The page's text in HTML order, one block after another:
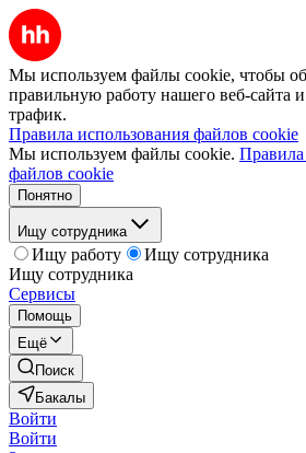
Мы используем файлы cookie, чтобы
правильную работу нашего веб-сайта и
трафик.
Правила использования файлов cookie
Мы используем файлы cookie. Правила
файлов cookie
Понятно
Ищу сотрудника
Ищу работу
Ищу сотрудника
Ищу сотрудника
Сервисы
Помощь
Ещё
Поиск
Бакалы
Войти
Войти